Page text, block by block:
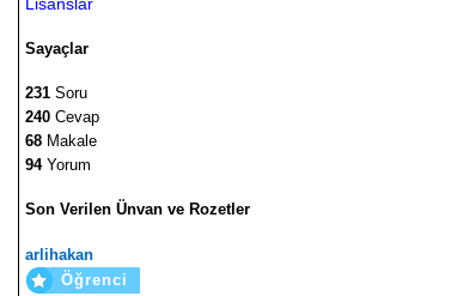
Sayaçlar
231 Soru
240 Cevap
68 Makale
94Yorum
Son Verilen Ünvan ve Rozetler
arlihakan
Öğrenci